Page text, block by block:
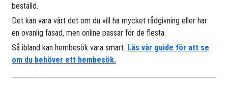
beställd.
Det kan vara värt det om du vill ha mycket rådgivning eller har
en ovanlig fasad, men online passar för de flesta.
Så ibland kan hembesök vara smart. Läs vår guide för att se
om du behöver ett hembesök.